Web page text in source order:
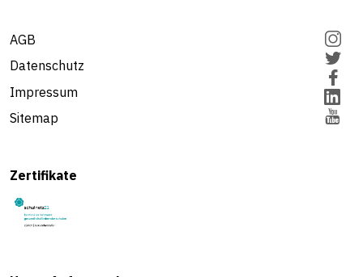
AGB
Datenschutz
Impressum
Sitemap
Zertifikate